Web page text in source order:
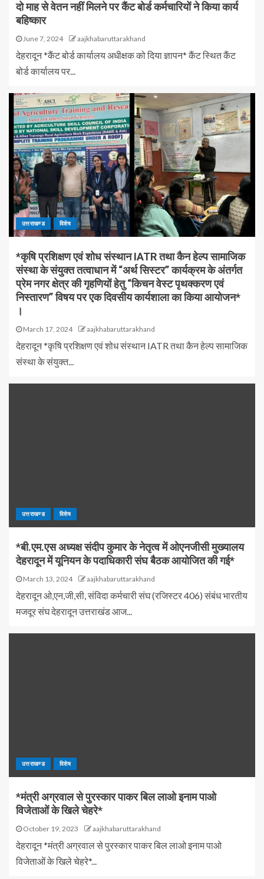
दो माह से वेतन नहीं मिलने पर कैंट बोर्ड कर्मचारियों ने किया कार्य
बहिष्कार
June 7, 2024 aajkhabaruttarakhand
देहरादून *कैंट बोर्ड कार्यालय अधीक्षक को दिया ज्ञापन* कैंट स्थित कैंट
बोर्ड कार्यालय पर...
उत्तराखण्ड विशेष
*कृषि प्रशिक्षण एवं शोध संस्थान IATR तथा कैन हेल्प सामाजिक
संस्था के संयुक्त तत्वाधान में “अर्थ सिस्टर” कार्यक्रम के अंतर्गत
प्रेम नगर क्षेत्र की गृहणियों हेतु “किचन वेस्ट पृथक्करण एवं
निस्तारण” विषय पर एक दिवसीय कार्यशाला का किया आयोजन*
।
March 17, 2024 aajkhabaruttarakhand
देहरादून *कृषि प्रशिक्षण एवं शोध संस्थान IATR तथा कैन हेल्प सामाजिक
संस्था के संयुक्त...
उत्तराखण्ड विशेष
*बी.एम.एस अध्यक्ष संदीप कुमार के नेतृत्व में ओएनजीसी मुख्यालय
देहरादून में यूनियन के पदाधिकारी संघ बैठक आयोजित की गई*
March 13, 2024 aajkhabaruttarakhand
देहरादून ओ,एन,जी,सी, संविदा कर्मचारी संघ (रजिस्टर 406) संबंध भारतीय
मजदूर संघ देहरादून उत्तराखंड आज...
उत्तराखण्ड विशेष
*मंत्री अग्रवाल से पुरस्कार पाकर बिल लाओ इनाम पाओ
विजेताओं के खिले चेहरे*
October 19, 2023 aajkhabaruttarakhand
देहरादून *मंत्री अग्रवाल से पुरस्कार पाकर बिल लाओ इनाम पाओ
विजेताओं के खिले चेहरे*...